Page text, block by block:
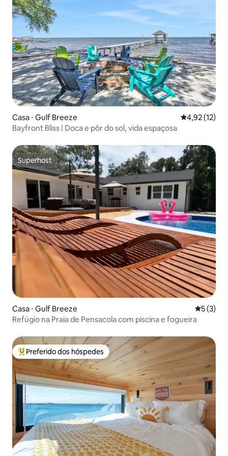
Casa ⋅ Gulf Breeze 4,92 de uma
4,92 (12)
Bayfront Bliss | Doca e pôr do sol, vida espaçosa
Superhost
Superhost
Casa ⋅ Gulf Breeze 5 de
5 (3)
Refúgio na Praia de Pensacola com piscina e fogueira
Entre os melhores preferidos dos hóspedes
Preferido dos hóspedes